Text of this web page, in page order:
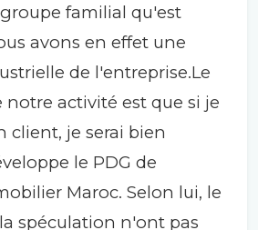
familial qu'est
avons en effet une
de l'entreprise.Le
activité est que si je
client, je serai bien
le PDG de
Maroc. Selon lui, le
spéculation n'ont pas